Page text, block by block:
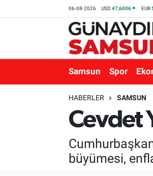
06-08-2026 USD47,6006 EUR
Samsun Spor
HABERLER SAMSUN
Cevdet
büyümesi,
Nöbetçi Eczaneler
Süper Lig Puan Durumu ve
Tüm Manşetler
Son Dakika Haberleri